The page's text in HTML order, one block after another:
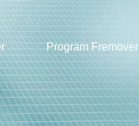
Program Fremover